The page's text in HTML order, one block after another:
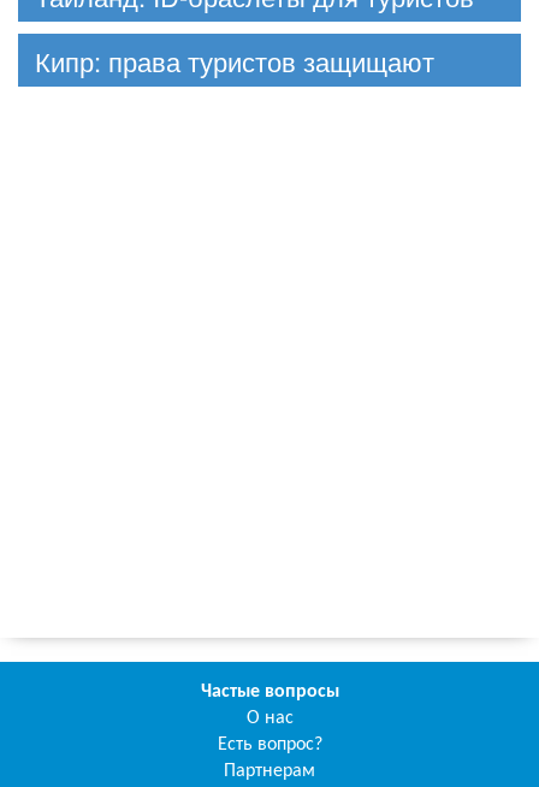
Кипр: права туристов защищают
Частые вопросы
О нас
Есть вопрос?
Партнерам